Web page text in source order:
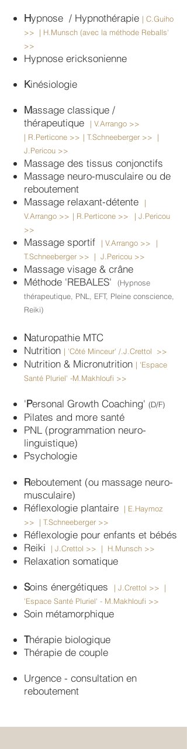
Hypnose / Hypnothérapie | C.Guiho
>> | H.Munsch (avec la méthode Reballs'
>>
Hypnose ericksonienne
Kinésiologie
Massage classique /
thérapeutique
| V.Arrango >>
| R.Perticone >> | T.Schneeberger >> |
J.Pericou >>
Massage des tissus conjonctifs
Massage neuro-musculaire ou de
reboutement
Massage relaxant-détente
|
V.Arrango >> | R.Perticone >>
| J.Pericou
>>
Massage sportif | V.Arrango >>
|
T.Schneeberger >>
| J.Pericou >>
Massage visage & crâne
Méthode 'REBALES'
(Hypnose
thérapeutique, PNL, EFT, Pleine conscience,
Reiki)
Naturopathie MTC
Nutrition | 'Côté Minceur' /.J.Crettol >>
Nutrition & Micronutrition | 'Espace
Santé Pluriel' -M.Makhloufi >>
'Personal Growth Coaching' (D/F)
Pilates and more santé
PNL (programmation neuro-
linguistique)
Psychologie
Reboutement (ou massage neuro-
musculaire)
Réflexologie plantaire
| E.Haymoz
>> | T.Schneeberger >>
Réflexologie pour enfants et bébés
Reiki
| J .Crettol >> | H.Munsch >>
Relaxation somatique
Soins énergétiques | J.Crettol >> |
'Espace Santé Pluriel' - M.Makhloufi >>
Soin métamorphique
Thérapie biologique
Thérapie de couple
Urgence - consultation en
reboutement